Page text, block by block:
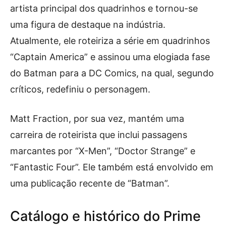
artista principal dos quadrinhos e tornou-se
uma figura de destaque na indústria.
Atualmente, ele roteiriza a série em quadrinhos
“Captain America” e assinou uma elogiada fase
do Batman para a DC Comics, na qual, segundo
críticos, redefiniu o personagem.
Matt Fraction, por sua vez, mantém uma
carreira de roteirista que inclui passagens
marcantes por “X-Men”, “Doctor Strange” e
“Fantastic Four”. Ele também está envolvido em
uma publicação recente de “Batman”.
Catálogo e histórico do Prime